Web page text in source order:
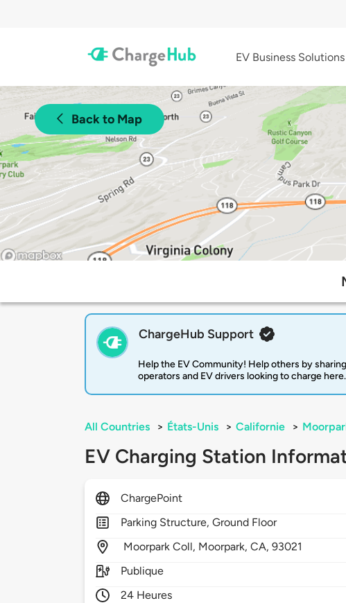
EV Business Solutions
Back to Map
ChargeHub Support
Help the EV Community! Help others by
operators and EV drivers looking to charge here.
All Countries > États-Unis > Californie >
EV Charging Station
ChargePoint
Parking Structure, Ground Floor
Moorpark Coll, Moorpark,CA,93021
Publique
24 Heures